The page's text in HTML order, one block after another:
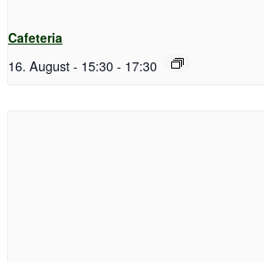
Cafeteria
16. August - 15:30- 17:30